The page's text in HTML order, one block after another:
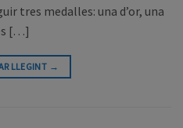
tres medalles: una d’or, una
[…]
LLEGINT →